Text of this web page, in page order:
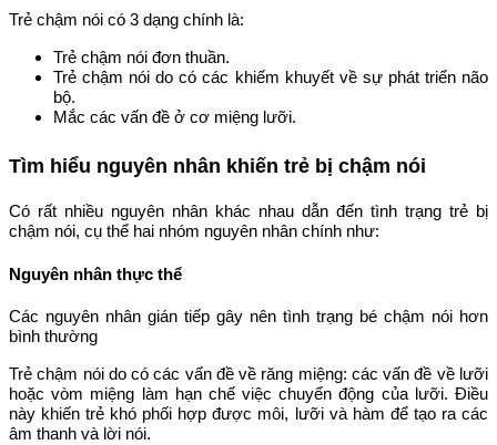
Trẻ chậm nói có 3 dạng chính là:
Trẻ chậm nói đơn thuần.
Trẻ chậm nói do có các khiếm khuyết về sự phát triển não
bộ.
Mắc các vấn đề ở cơ miệng lưỡi.
Tìm hiểu nguyên nhân khiến trẻ bị chậm nói
Có rất nhiều nguyên nhân khác nhau dẫn đến tình trạng trẻ bị
chậm nói, cụ thể hai nhóm nguyên nhân chính như:
Nguyên nhân thực thể
Các nguyên nhân gián tiếp gây nên tình trạng bé chậm nói hơn
bình thường
Trẻ chậm nói do có các vấn đề về răng miệng: các vấn đề về lưỡi
hoặc vòm miệng làm hạn chế việc chuyển động của lưỡi. Điều
này khiến trẻ khó phối hợp được môi, lưỡi và hàm để tạo ra các
âm thanh và lời nói.